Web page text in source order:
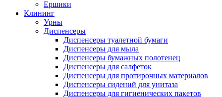
Ершики
Клининг
Урны
Диспенсеры
Диспенсеры туалетной бумаги
Диспенсеры для мыла
Диспенсеры бумажных полотенец
Диспенсеры для салфеток
Диспенсеры для протирочных материалов
Диспенсеры сидений для унитаза
Диспенсеры для гигиенических пакетов